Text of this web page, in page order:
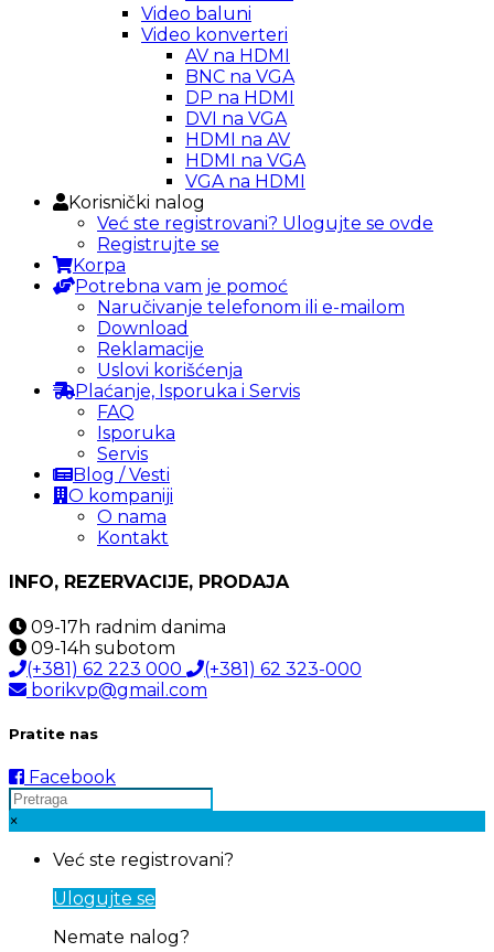
Video baluni
Video konverteri
AV na HDMI
BNC na VGA
DP na HDMI
DVI na VGA
HDMI na AV
HDMI na VGA
VGA na HDMI
Korisnički nalog
Već ste registrovani? Ulogujte se ovde
Registrujte se
Korpa
Potrebna vam je pomoć
Naručivanje telefonom ili e-mailom
Download
Reklamacije
Uslovi korišćenja
Plaćanje, Isporuka i Servis
FAQ
Isporuka
Servis
Blog / Vesti
O kompaniji
O nama
Kontakt
INFO, REZERVACIJE, PRODAJA
09-17h radnim danima
09-14h subotom
(+381) 62 223 000
(+381) 62 323-000
borikvp@gmail.com
Pratite nas
Facebook
×
Već ste registrovani?
Ulogujte se
Nemate nalog?